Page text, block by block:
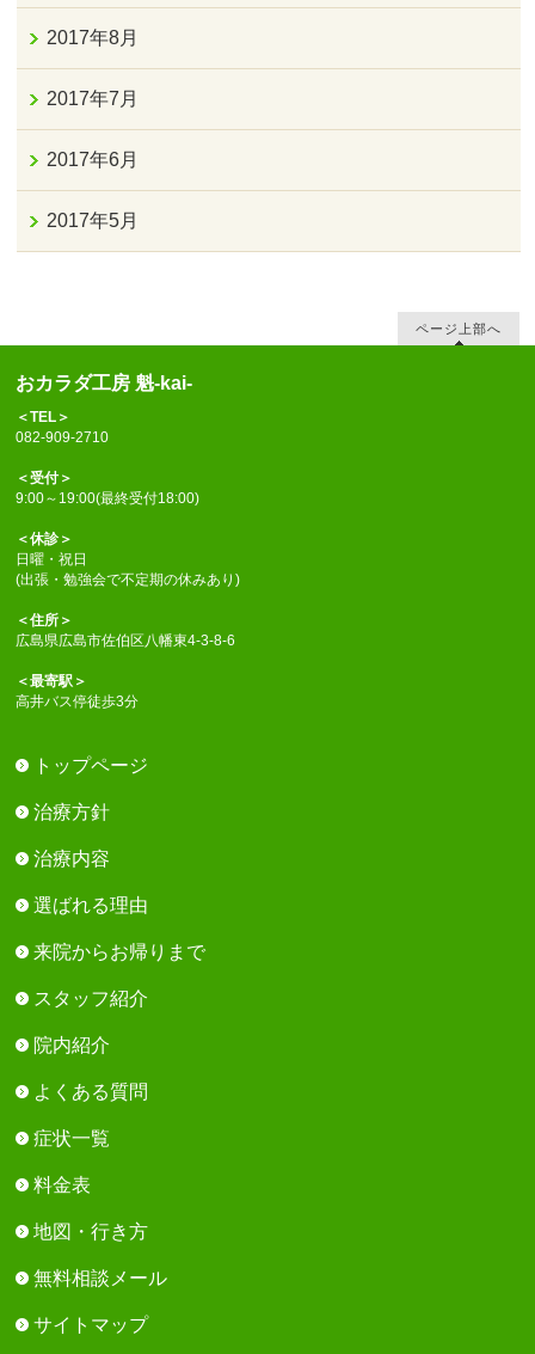
2017年8月
2017年7月
2017年6月
2017年5月
ページ上部へ
おカラダ工房 魁-kai-
＜TEL＞
082-909-2710
＜受付＞
9:00～19:00(最終受付18:00)
＜休診＞
日曜・祝日
(出張・勉強会で不定期の休みあり)
＜住所＞
広島県広島市佐伯区八幡東4-3-8-6
＜最寄駅＞
高井バス停徒歩3分
トップページ
治療方針
治療内容
選ばれる理由
来院からお帰りまで
スタッフ紹介
院内紹介
よくある質問
症状一覧
料金表
地図・行き方
無料相談メール
サイトマップ